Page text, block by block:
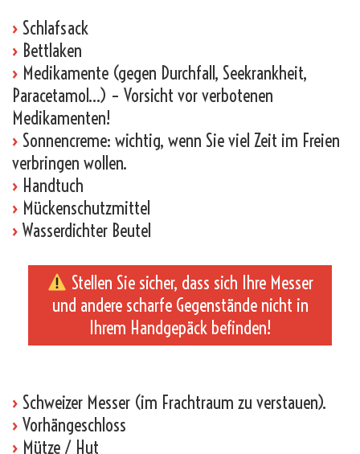
› Schlafsack
› Bettlaken
› Medikamente (gegen Durchfall, Seekrankheit,
Paracetamol…) – Vorsicht vor verbotenen
Medikamenten!
› Sonnencreme: wichtig, wenn Sie viel Zeit im Freien
verbringen wollen.
› Handtuch
› Mückenschutzmittel
› Wasserdichter Beutel
Stellen Sie sicher, dass sich Ihre Messer
und andere scharfe Gegenstände nicht in
Ihrem Handgepäck befinden!
› Schweizer Messer (im Frachtraum zu verstauen).
› Vorhängeschloss
› Mütze / Hut